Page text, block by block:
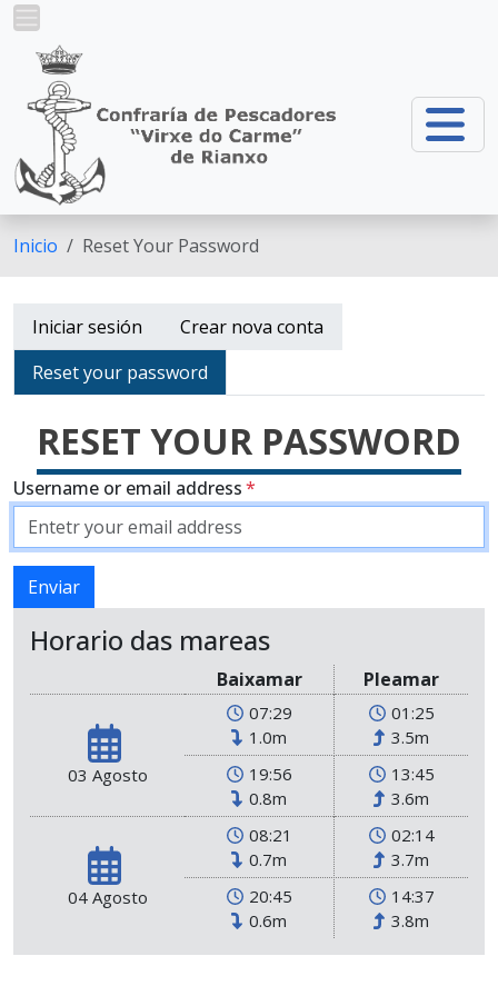
Ir o contido principal
Inicio Reset Your Password
Lapelas principais
Iniciar sesión
Crear nova conta
Reset your password
RESET YOUR PASSWORD
Username or email address
Horario das mareas
Baixamar Pleamar
03 Agosto
07:29
1.0m
01:25
3.5m
19:56
0.8m
13:45
3.6m
04 Agosto
08:21
0.7m
02:14
3.7m
20:45
0.6m
14:37
3.8m